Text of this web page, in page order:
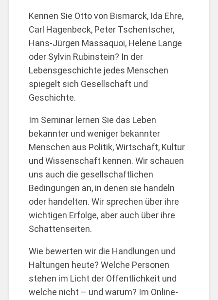
Kennen Sie Otto von Bismarck, Ida Ehre,
Carl Hagenbeck, Peter Tschentscher,
Hans-Jürgen Massaquoi, Helene Lange
oder Sylvin Rubinstein? In der
Lebensgeschichte jedes Menschen
spiegelt sich Gesellschaft und
Geschichte.
Im Seminar lernen Sie das Leben
bekannter und weniger bekannter
Menschen aus Politik, Wirtschaft, Kultur
und Wissenschaft kennen. Wir schauen
uns auch die gesellschaftlichen
Bedingungen an, in denen sie handeln
oder handelten. Wir sprechen über ihre
wichtigen Erfolge, aber auch über ihre
Schattenseiten.
Wie bewerten wir die Handlungen und
Haltungen heute? Welche Personen
stehen im Licht der Öffentlichkeit und
welche nicht – und warum? Im Online-